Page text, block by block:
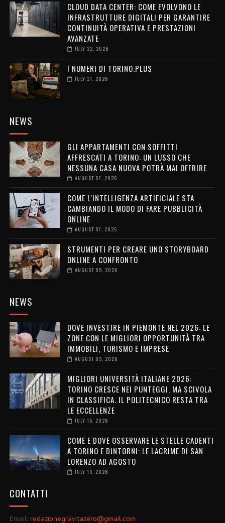
CLOUD DATA CENTER: COME EVOLVONO LE
INFRASTRUTTURE DIGITALI PER GARANTIRE
CONTINUITÀ OPERATIVA E PRESTAZIONI
AVANZATE
JULY 22, 2026
I NUMERI DI TORINO.PLUS
JULY 21, 2026
NEWS
GLI APPARTAMENTI CON SOFFITTI
AFFRESCATI A TORINO: UN LUSSO CHE
NESSUNA CASA NUOVA POTRÀ MAI OFFRIRE
AUGUST 07, 2026
COME L'INTELLIGENZA ARTIFICIALE STA
CAMBIANDO IL MODO DI FARE PUBBLICITÀ
ONLINE
AUGUST 07, 2026
STRUMENTI PER CREARE UNO STORYBOARD
ONLINE A CONFRONTO
AUGUST 05, 2026
NEWS
DOVE INVESTIRE IN PIEMONTE NEL 2026: LE
ZONE CON LE MIGLIORI OPPORTUNITÀ TRA
IMMOBILI, TURISMO E IMPRESE
AUGUST 03, 2026
MIGLIORI UNIVERSITÀ ITALIANE 2026:
TORINO CRESCE NEI PUNTEGGI, MA SCIVOLA
IN CLASSIFICA. IL POLITECNICO RESTA TRA
LE ECCELLENZE
JULY 15, 2026
COME E DOVE OSSERVARE LE STELLE CADENTI
A TORINO E DINTORNI: LE LACRIME DI SAN
LORENZO AD AGOSTO
JULY 13, 2026
CONTATTI
Email: redazionegravitazero@gmail.com